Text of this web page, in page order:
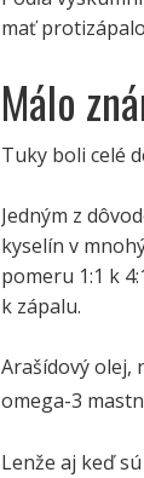
mať
Málo
Tuky boli celé
Jedným z
kyselín v
pomeru 1:1 k
k zápalu.
Arašídový olej,
omega-3
Lenže aj keď